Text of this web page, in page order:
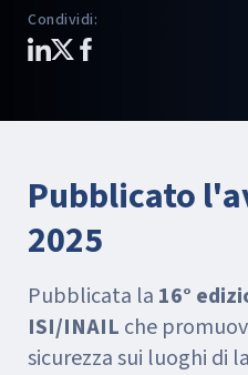
Condividi:
Pubblicato
2025
Pubblicata la 16°
ISI/INAIL che
sicurezza sui luoghi di